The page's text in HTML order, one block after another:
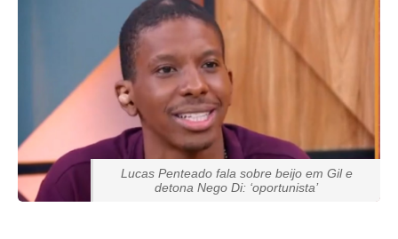
Lucas Penteado fala sobre beijo em Gil e
detona Nego Di: ‘oportunista’